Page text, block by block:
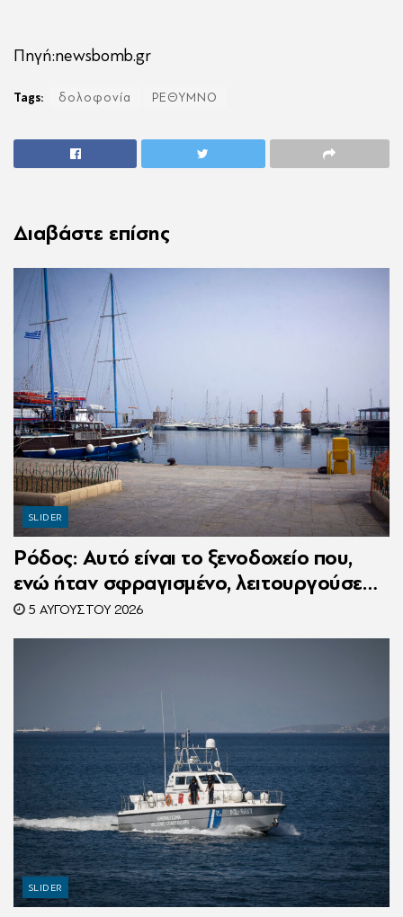
Πηγή:newsbomb.gr
Tags: δολοφονία ΡΕΘΥΜΝΟ
Διαβάστε επίσης
SLIDER
Ρόδος: Αυτό είναι το ξενοδοχείο που,
ενώ ήταν σφραγισμένο, λειτουργούσε
κανονικά με 216 πελάτες – Συνελήφθη η
συνιδιοκτήτρια
5 ΑΥΓΟΎΣΤΟΥ 2026
SLIDER